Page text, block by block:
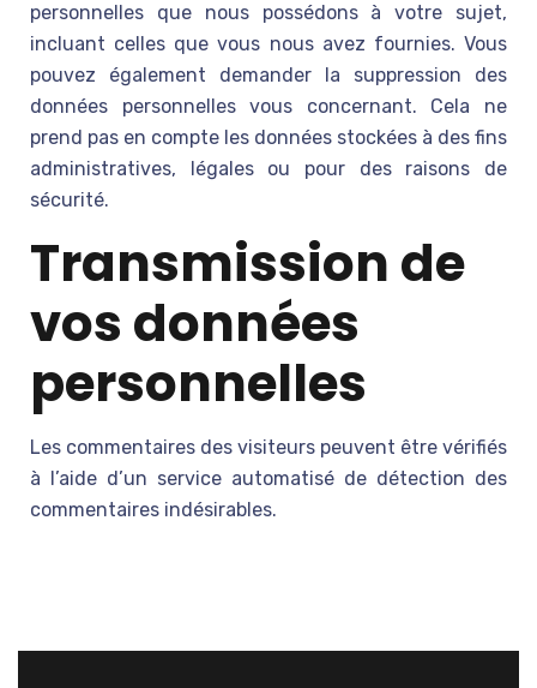
personnelles que nous possédons à votre sujet,
incluant celles que vous nous avez fournies. Vous
pouvez également demander la suppression des
données personnelles vous concernant. Cela ne
prend pas en compte les données stockées à des fins
administratives, légales ou pour des raisons de
sécurité.
Transmission de
vos données
personnelles
Les commentaires des visiteurs peuvent être vérifiés
à l’aide d’un service automatisé de détection des
commentaires indésirables.